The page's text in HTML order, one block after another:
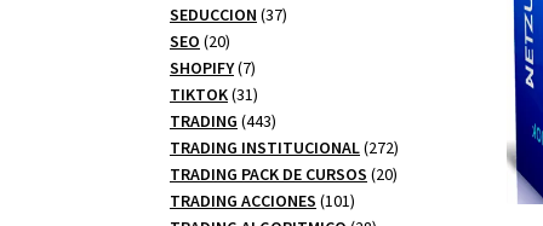
SEDUCCION 3737
SEO 2020
productos
SHOPIFY 77
productos
TIKTOK 3131
productos
TRADING 443443
productos
TRADING INSTITUCIONAL 272272
productos
TRADING PACK DE CURSOS 2020
TRADING ACCIONES 101101